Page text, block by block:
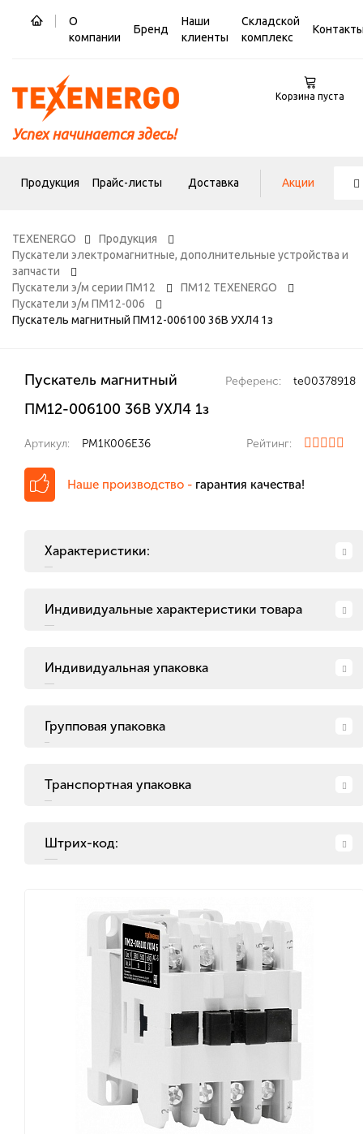
О
компании
Бренд
Наши
клиенты
Складской
комплекс
Успех начинается здесь!
Корзина пуста
Продукция Прайс-листы Доставка Акции
TEXENERGO
Продукция
Пускатели электромагнитные, дополнительные устройства и
запчасти
Пускатели э/м серии ПМ12
ПМ12 TEXENERGO
Пускатели э/м ПМ12-006
Пускатель магнитный ПМ12-006100 36В УХЛ4 1з
Пускатель магнитный
ПМ12-006100 36В УХЛ4 1з
Референс: te00378918
Артикул: PM1K006E36 Рейтинг:
Наше производство - гарантия качества!
Характеристики:
Индивидуальные характеристики товара
Индивидуальная упаковка
Групповая упаковка
Транспортная упаковка
Штрих-код: